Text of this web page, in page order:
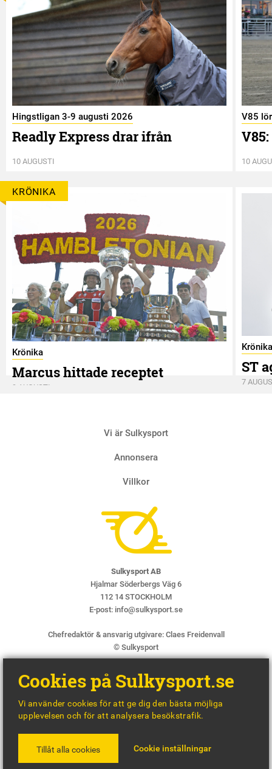
Hingstligan 3-9 augusti 2026
Readly Express drar ifrån
10 AUGUSTI
V85
10
KRÖNIKA
Krönika
Marcus hittade receptet
9 AUGUSTI
Krönika
ST
7
Vi är Sulkysport
Annonsera
Villkor
Sulkysport AB
Hjalmar Söderbergs Väg 6
112 14 STOCKHOLM
E-post: info@sulkysport.se
Chefredaktör & ansvarig utgivare: Claes Freidenvall
© Sulkysport
BY
Cookies på Sulkysport.se
Vi använder cookies för att ge dig den bästa möjliga
upplevelsen och för att analysera besökstrafik.
Tillåt alla cookies Cookie inställningar